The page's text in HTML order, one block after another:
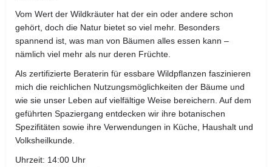
Vom Wert der Wildkräuter hat der ein oder andere schon
gehört, doch die Natur bietet so viel mehr. Besonders
spannend ist, was man von Bäumen alles essen kann –
nämlich viel mehr als nur deren Früchte.
Als zertifizierte Beraterin für essbare Wildpflanzen faszinieren
mich die reichlichen Nutzungsmöglichkeiten der Bäume und
wie sie unser Leben auf vielfältige Weise bereichern. Auf dem
geführten Spaziergang entdecken wir ihre botanischen
Spezifitäten sowie ihre Verwendungen in Küche, Haushalt und
Volksheilkunde.
Uhrzeit: 14:00 Uhr